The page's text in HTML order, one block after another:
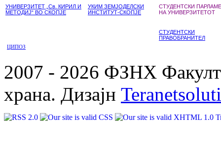
УНИВЕРЗИТЕТ „Св. КИРИЛ И
МЕТОДИЈ“ ВО СКОПЈЕ
УКИМ ЗЕМЈОДЕЛСКИ
ИНСТИТУТ-СКОПЈЕ
СТУДЕНТСКИ
НА УНИВЕРЗИТЕТОТ
СТУДЕНТСКИ
ПРАВОБРАНИТЕЛ
ЦИПОЗ
2007 - 2026 ФЗНХ
храна. Дизајн